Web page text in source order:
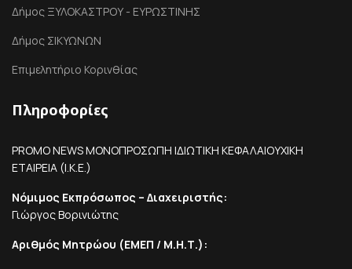
Δήμος ΞΥΛΟΚΑΣΤΡΟΥ - ΕΥΡΩΣΤΙΝΗΣ
Δήμος ΣΙΚΥΩΝΩΝ
Επιμελητήριο Κορινθίας
Πληροφορίες
PROMO NEWS ΜΟΝΟΠΡΟΣΩΠΗ ΙΔΙΩΤΙΚΗ ΚΕΦΑΛΑΙΟΥΧΙΚΗ
ΕΤΑΙΡΕΙΑ (Ι.Κ.Ε.)
Νόμιμος Εκπρόσωπος – Διαχειριστής:
Γιώργος Βορινιώτης
Αριθμός Μητρώου (ΕΜΕΠ / Μ.Η.Τ.):